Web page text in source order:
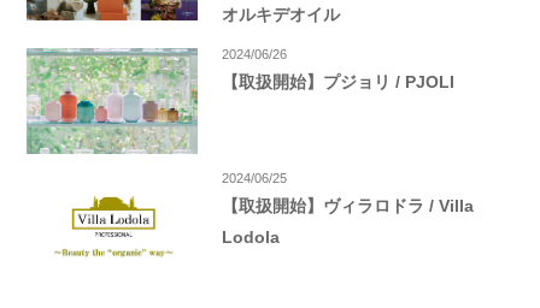
オルキデオイル
2024/06/26
【取扱開始】プジョリ / PJOLI
2024/06/25
【取扱開始】ヴィラロドラ / Villa
Lodola